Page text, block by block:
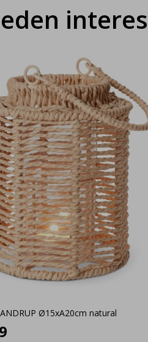
Ø15xA20cm natural